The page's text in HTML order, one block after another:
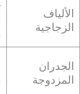
الألياف
الزجاجية
الجدران
المزدوجة